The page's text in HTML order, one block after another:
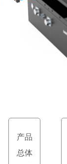
产品
总体